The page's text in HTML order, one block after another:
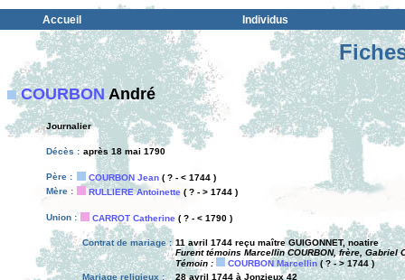
Accueil Individus
COURBONAndré
Journalier
Décès : après 18 mai 1790
Père : COURBON Jean ( ? - < 1744 )
Mère :
RULLIERE Antoinette ( ? - > 1744 )
Union : CARROT Catherine ( ? - < 1790 )
Contrat de mariage : 11 avril 1744 reçu maître GUIGONNET, noatire
Furent témoins Marcellin COURBON, frère, Gabriel
Témoin :
COURBON Marcellin( ? - > 1744 )
Mariage religieux :
28 avril 1744 à Jonzieux 42